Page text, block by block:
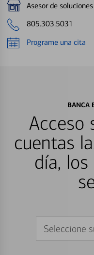
Asesor de
805.303.5031
Programe una cita
BANCA
Acceso
cuentas
día,
Seleccione